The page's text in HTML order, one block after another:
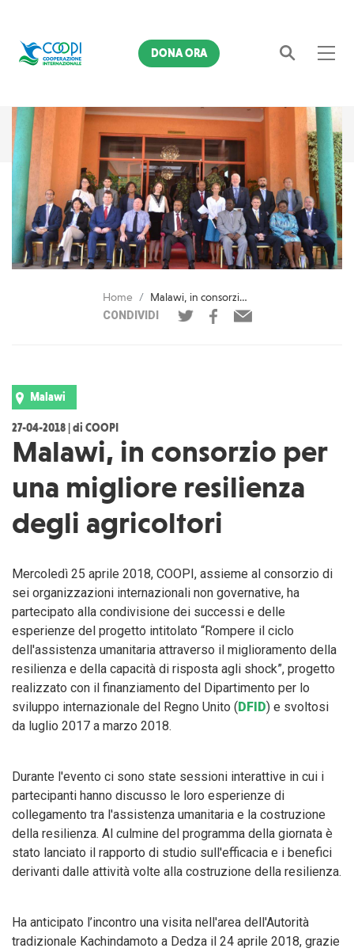
DONA ORA
Home
Malawi, in consorzio per una migliore resilienza degli agricoltori
CONDIVIDI
Malawi
27-04-2018 | di COOPI
Malawi, in consorzio per
una migliore resilienza
degli agricoltori
Mercoledì 25 aprile 2018, COOPI, assieme al consorzio di
sei organizzazioni internazionali non governative, ha
partecipato alla condivisione dei successi e delle
esperienze del progetto intitolato “Rompere il ciclo
dell'assistenza umanitaria attraverso il miglioramento della
resilienza e della capacità di risposta agli shock”, progetto
realizzato con il finanziamento del Dipartimento per lo
sviluppo internazionale del Regno Unito ( DFID) e svoltosi
da luglio 2017 a marzo 2018.
Durante l'evento ci sono state sessioni interattive in cui i
partecipanti hanno discusso le loro esperienze di
collegamento tra l'assistenza umanitaria e la costruzione
della resilienza. Al culmine del programma della giornata è
stato lanciato il rapporto di studio sull'efficacia e i benefici
derivanti dalle attività volte alla costruzione della resilienza.
Ha anticipato l’incontro una visita nell'area dell'Autorità
tradizionale Kachindamoto a Dedza il 24 aprile 2018, grazie